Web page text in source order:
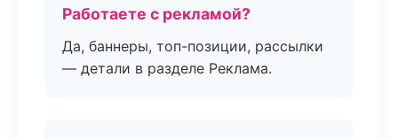
Работаете с рекламой?
Да, баннеры, топ-позиции, рассылки
— детали в разделе Реклама.